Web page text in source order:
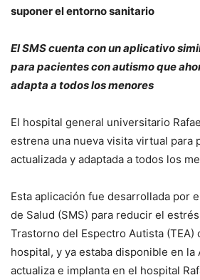
suponer el entorno sanitario
El SMS cuenta con un aplicativo
para pacientes con autismo que
adapta a todos los menores
El hospital general universitario
estrena una nueva visita virtual para
actualizada y adaptada a todos los
Esta aplicación fue desarrollada por
de Salud (SMS) para reducir el
Trastorno del Espectro Autista (TEA)
hospital, y ya estaba disponible en la
actualiza e implanta en el hospital